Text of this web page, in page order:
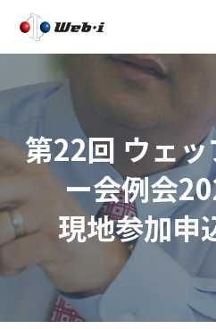
第22回 ウェ
ー会例会
現地参加申